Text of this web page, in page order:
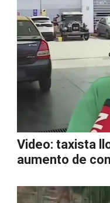
Video: taxista
aumento de